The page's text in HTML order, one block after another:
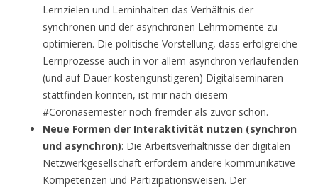
Lernzielen und Lerninhalten das Verhältnis der
synchronen und der asynchronen Lehrmomente zu
optimieren. Die politische Vorstellung, dass erfolgreiche
Lernprozesse auch in vor allem asynchron verlaufenden
(und auf Dauer kostengünstigeren) Digitalseminaren
stattfinden könnten, ist mir nach diesem
#Coronasemester noch fremder als zuvor schon.
Neue Formen der Interaktivität nutzen (synchron
und asynchron): Die Arbeitsverhältnisse der digitalen
Netzwerkgesellschaft erfordern andere kommunikative
Kompetenzen und Partizipationsweisen. Der